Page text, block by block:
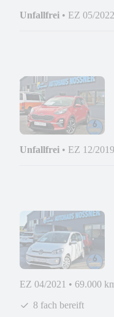
Unfallfrei • EZ 05/2022
Unfallfrei • EZ 12/2019
EZ 04/2021 • 69.000
8 fach bereift